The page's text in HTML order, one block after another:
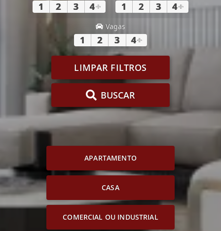
1 2 3 4+ 1 2 3 4+
Vagas
1 2 3 4+
LIMPAR FILTROS
BUSCAR
APARTAMENTO
CASA
COMERCIAL OU INDUSTRIAL